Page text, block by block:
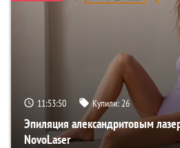
11:53:50 Купили:26
Эпиляция александритовым
NovoLaser